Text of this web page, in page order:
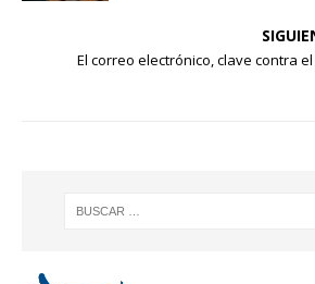
El correo electrónico, clave contra